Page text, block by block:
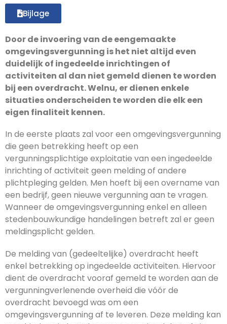
Bijlage
Door de invoering van de eengemaakte
omgevingsvergunning is het niet altijd even
duidelijk of ingedeelde inrichtingen of
activiteiten al dan niet gemeld dienen te worden
bij een overdracht. Welnu, er dienen enkele
situaties onderscheiden te worden die elk een
eigen finaliteit kennen.
In de eerste plaats zal voor een omgevingsvergunning
die geen betrekking heeft op een
vergunningsplichtige exploitatie van een ingedeelde
inrichting of activiteit geen melding of andere
plichtpleging gelden. Men hoeft bij een overname van
een bedrijf, geen nieuwe vergunning aan te vragen.
Wanneer de omgevingsvergunning enkel en alleen
stedenbouwkundige handelingen betreft zal er geen
meldingsplicht gelden.
De melding van (gedeeltelijke) overdracht heeft
enkel betrekking op ingedeelde activiteiten. Hiervoor
dient de overdracht vooraf gemeld te worden aan de
vergunningverlenende overheid die vóór de
overdracht bevoegd was om een
omgevingsvergunning af te leveren. Deze melding kan